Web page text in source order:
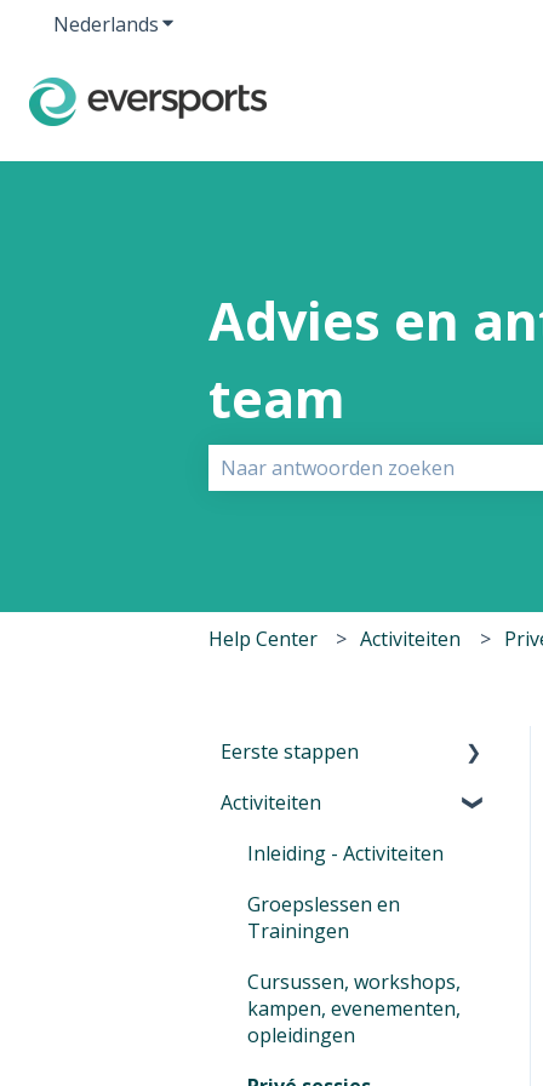
NederlandsSubmenu tonen voor vertalingen
Advies en
team
Help Center Activiteiten
Eerste stappen
Eerste stappen in
Eversports Manager
Authenticatie (MFA)
Eversports Manager op
Activiteiten
Inleiding - Activiteiten
Groepslessen en
Trainingen
Cursussen, workshops,
kampen, evenementen,
opleidingen